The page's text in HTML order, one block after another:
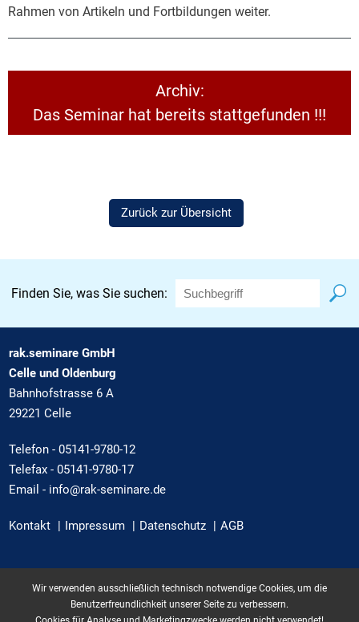
Rahmen von Artikeln und Fortbildungen weiter.
Archiv:
Das Seminar hat bereits stattgefunden !!!
Zurück zur Übersicht
Finden Sie, was Sie suchen:
rak.seminare GmbH
Celle und Oldenburg
Bahnhofstrasse 6 A
29221 Celle
Telefon -05141-9780-12
Telefax - 05141-9780-17
Email - info@rak-seminare.de
Kontakt | Impressum | Datenschutz | AGB
Wir verwenden ausschließlich technisch notwendige Cookies, um die
Benutzerfreundlichkeit unserer Seite zu verbessern.